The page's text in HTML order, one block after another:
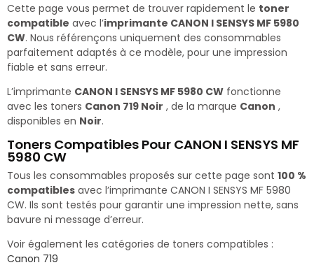
Cette page vous permet de trouver rapidement le toner
compatible avec l’imprimante CANON I SENSYS MF 5980
CW. Nous référençons uniquement des consommables
parfaitement adaptés à ce modèle, pour une impression
fiable et sans erreur.
L’imprimante CANON I SENSYS MF 5980 CW fonctionne
avec les toners Canon 719 Noir , de la marque Canon ,
disponibles en Noir.
Toners Compatibles Pour CANON I SENSYS MF
5980 CW
Tous les consommables proposés sur cette page sont 100 %
compatibles avec l’imprimante CANON I SENSYS MF 5980
CW. Ils sont testés pour garantir une impression nette, sans
bavure ni message d’erreur.
Voir également les catégories de toners compatibles :
Canon 719